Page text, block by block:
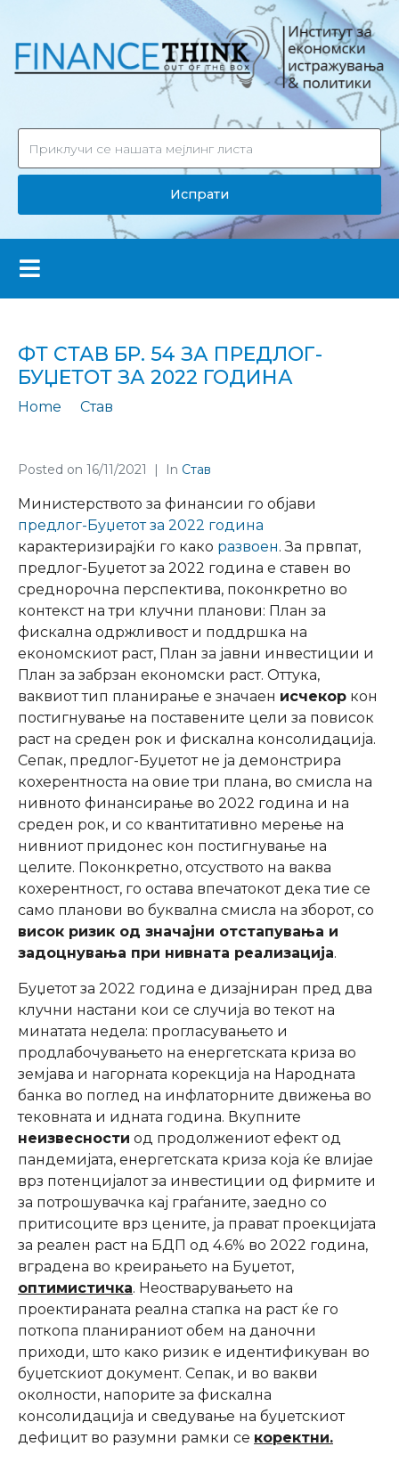
Испрати
ФТ СТАВ БР. 54 ЗА ПРЕДЛОГ-
БУЏЕТОТ ЗА 2022 ГОДИНА
Home
Став
Posted on 16/11/2021 In Став
Министерството за финансии го објави
предлог-Буџетот за 2022 година
карактеризирајќи го како развоен. За првпат,
предлог-Буџетот за 2022 година е ставен во
среднорочна перспектива, поконкретно во
контекст на три клучни планови: План за
фискална одржливост и поддршка на
економскиот раст, План за јавни инвестиции и
План за забрзан економски раст. Оттука,
ваквиот тип планирање е значаен исчекор кон
постигнување на поставените цели за повисок
раст на среден рок и фискална консолидација.
Сепак, предлог-Буџетот не ја демонстрира
кохерентноста на овие три плана, во смисла на
нивното финансирање во 2022 година и на
среден рок, и со квантитативно мерење на
нивниот придонес кон постигнување на
целите. Поконкретно, отсуството на ваква
кохерентност, го остава впечатокот дека тие се
само планови во буквална смисла на зборот, со
висок ризик од значајни отстапувања и
задоцнувања при нивната реализација.
Буџетот за 2022 година е дизајниран пред два
клучни настани кои се случија во текот на
минатата недела: прогласувањето и
продлабочувањето на енергетската криза во
земјава и нагорната корекција на Народната
банка во поглед на инфлаторните движења во
тековната и идната година. Вкупните
неизвесности од продолжениот ефект од
пандемијата, енергетската криза која ќе влијае
врз потенцијалот за инвестиции од фирмите и
за потрошувачка кај граѓаните, заедно со
притисоците врз цените, ја прават проекцијата
за реален раст на БДП од 4.6% во 2022 година,
вградена во креирањето на Буџетот,
оптимистичка. Неостварувањето на
проектираната реална стапка на раст ќе го
поткопа планираниот обем на даночни
приходи, што како ризик е идентификуван во
буџетскиот документ. Сепак, и во вакви
околности, напорите за фискална
консолидација и сведување на буџетскиот
дефицит во разумни рамки се коректни.